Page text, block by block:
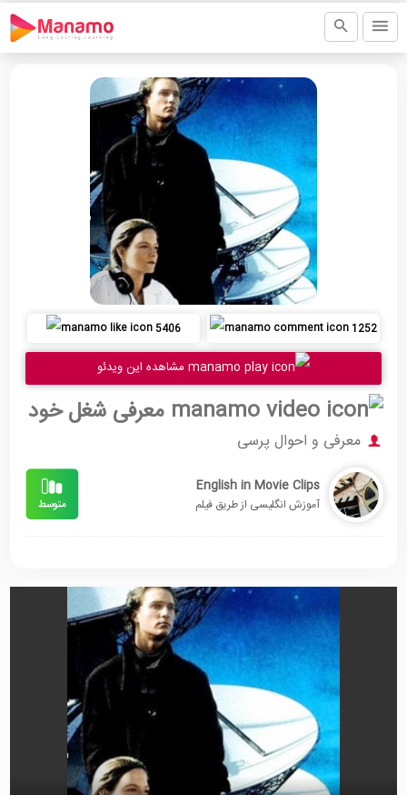
5406 1252
مشاهده این ویدئو
معرفی شغل خود
معرفی و احوال پرسی
English in Movie Clips
آموزش انگلیسی از طریق فیلم